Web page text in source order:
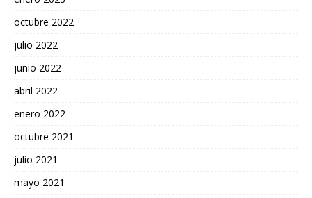
octubre 2022
julio 2022
junio 2022
abril 2022
enero 2022
octubre 2021
julio 2021
mayo 2021